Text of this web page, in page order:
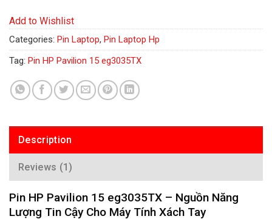
Add to Wishlist
Categories: Pin Laptop, Pin Laptop Hp
Tag: Pin HP Pavilion 15 eg3035TX
Description
Reviews (1)
Pin HP Pavilion 15 eg3035TX – Nguồn Năng
Lượng Tin Cậy Cho Máy Tính Xách Tay